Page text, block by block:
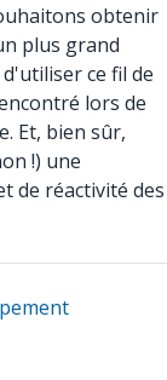
obtenir
plus grand
ce fil de
lors de
Et, bien sûr,
!) une
de réactivité des